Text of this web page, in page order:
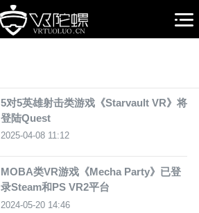
5对5英雄射击类游戏《Starvault VR》将
登陆Quest
2025-04-08 11:12
MOBA类VR游戏《Mecha Party》已登
录Steam和PS VR2平台
2024-05-20 14:46